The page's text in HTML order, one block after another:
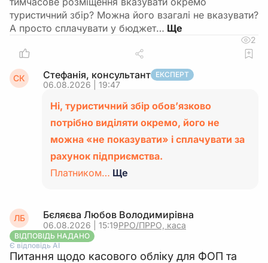
туристичний збір? Можна його взагалі не вказувати?
А просто сплачувати у бюджет…
2
СК Стефанія, консультант ЕКСПЕРТ
06.08.2026 | 19:47
Ні, туристичний збір обов’язково
потрібно виділяти окремо, його не
можна «не показувати» і сплачувати за
рахунок підприємства.
Платником… Ще
ЛБ Бєляєва Любов Володимирівна
06.08.2026 | 15:19РРО/ПРРО, каса
ВІДПОВІДЬ НАДАНО
Є відповідь АІ
Питання щодо касового обліку для ФОП та